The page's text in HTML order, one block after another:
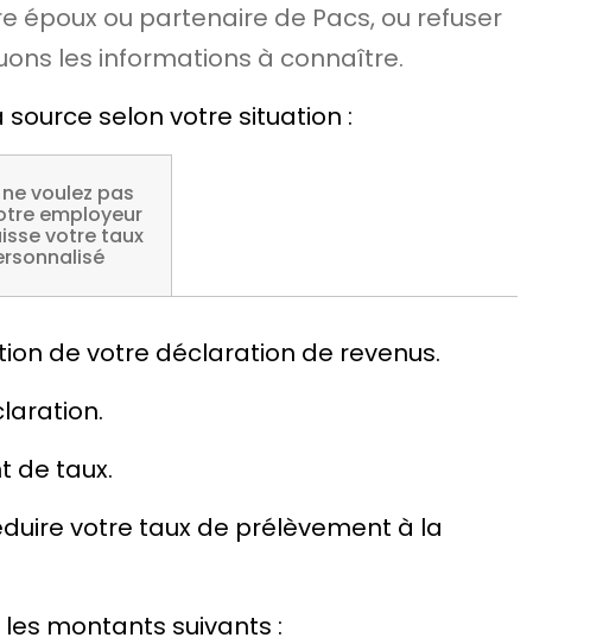
époux ou partenaire de Pacs, ou refuser
les informations à connaître.
selon votre situation :
voulez pas
employeur
votre taux
de votre déclaration de revenus.
de taux.
votre taux de prélèvement à la
montants suivants :